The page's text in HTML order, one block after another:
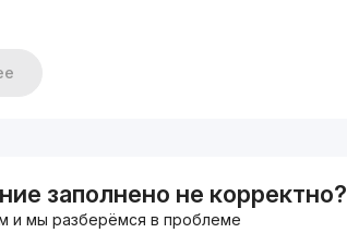
заполнено не корректно?
и мы разберёмся в проблеме